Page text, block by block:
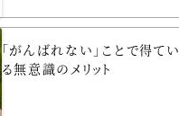
「がんばれない」ことで得てい
る無意識のメリット